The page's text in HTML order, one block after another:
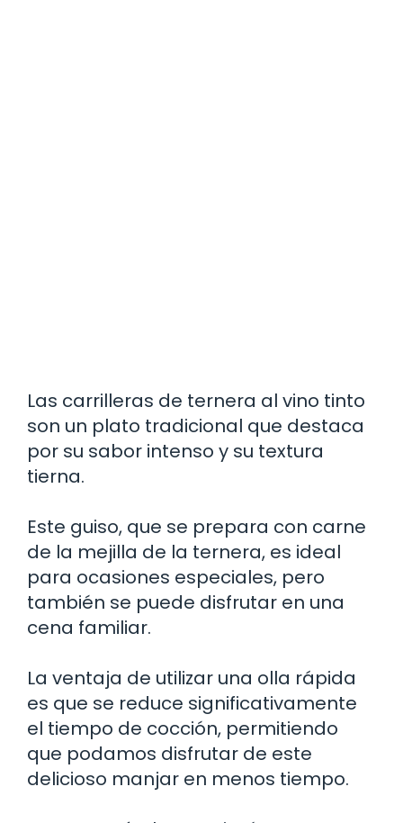
Las carrilleras de ternera al vino tinto
son un plato tradicional que destaca
por su sabor intenso y su textura
tierna.
Este guiso, que se prepara con carne
de la mejilla de la ternera, es ideal
para ocasiones especiales, pero
también se puede disfrutar en una
cena familiar.
La ventaja de utilizar una olla rápida
es que se reduce significativamente
el tiempo de cocción, permitiendo
que podamos disfrutar de este
delicioso manjar en menos tiempo.